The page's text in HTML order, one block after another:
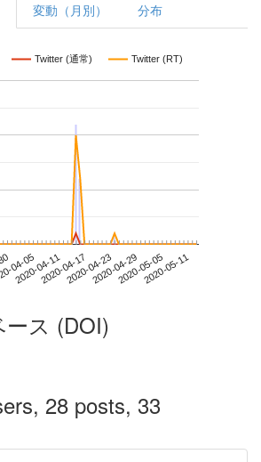
変動（月別） 分布
Twitter (通常) Twitter (RT)
04-05
2020-04-112020-04-172020-04-232020-04-292020-05-052020-05-11
ス (DOI)
28 posts, 33